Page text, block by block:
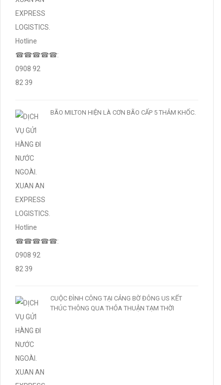
BÃO MILTON HIỆN LÀ CƠN BÃO CẤP 5 THẢM KHỐC.
CUỘC ĐÌNH CÔNG TẠI CẢNG BỜ ĐÔNG US KẾT
THÚC THÔNG QUA THỎA THUẬN TẠM THỜI